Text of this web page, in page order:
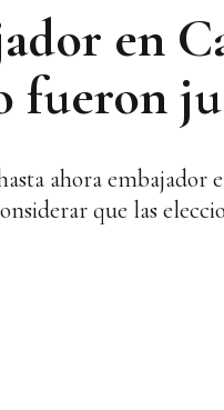
en
fueron
ahora embajador
que las